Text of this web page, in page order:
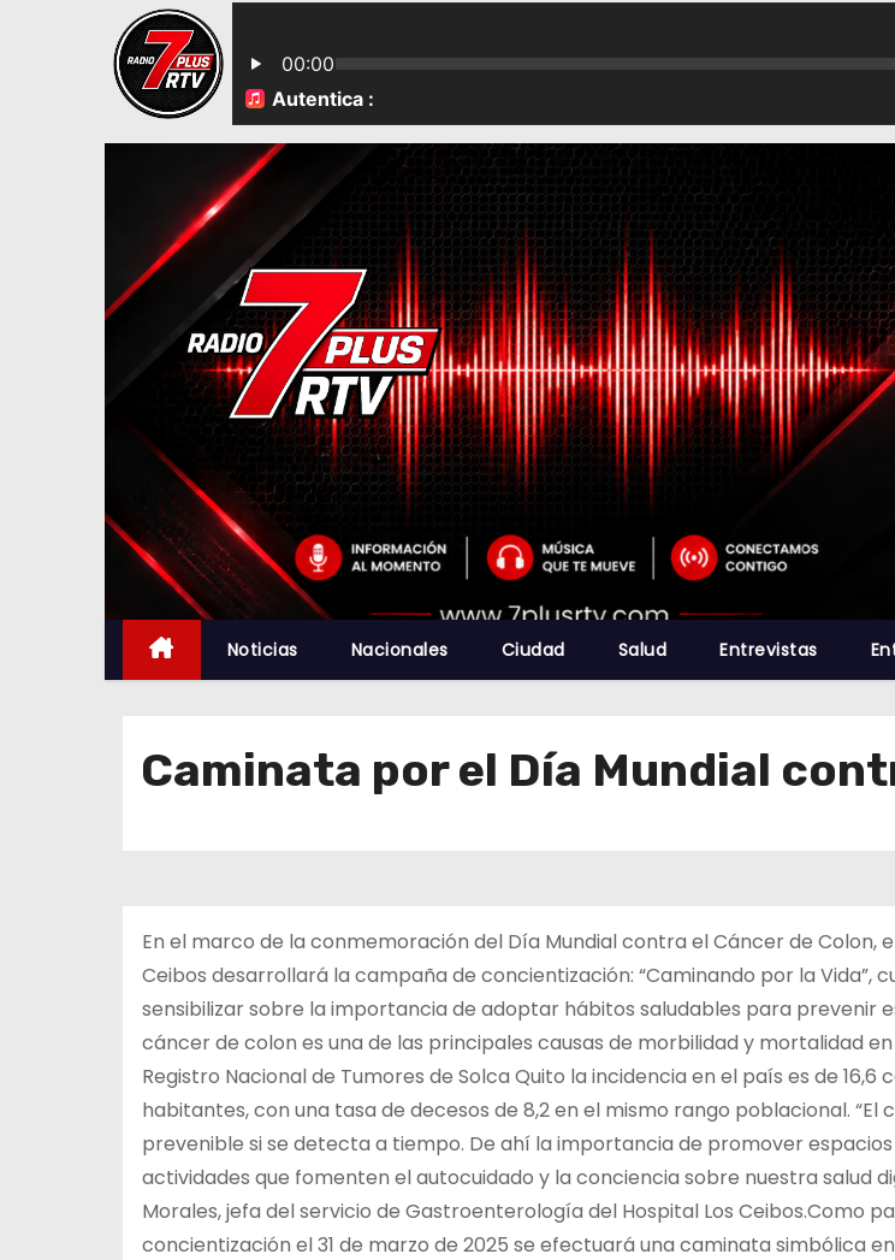
Noticias Nacionales Ciudad Salud Entrevistas
Caminata por el Día Mundial
En el marco de la conmemoración del Día Mundial contra el Cáncer de Colon,
Ceibos desarrollará la campaña de concientización: “Caminando por la Vida”,
sensibilizar sobre la importancia de adoptar hábitos saludables para prevenir
cáncer de colon es una de las principales causas de morbilidad y mortalidad en
Registro Nacional de Tumores de Solca Quito la incidencia en el país es de 16,6
habitantes, con una tasa de decesos de 8,2 en el mismo rango poblacional. “El
prevenible si se detecta a tiempo. De ahí la importancia de promover
actividades que fomenten el autocuidado y la conciencia sobre nuestra salud
Morales, jefa del servicio de Gastroenterología del Hospital Los Ceibos.Como
concientización el 31 de marzo de 2025 se efectuará una caminata simbólica